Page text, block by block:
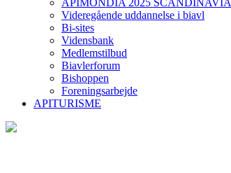
APIMONDIA 2025 SCANDINAVIA
Videregående uddannelse i biavl
Bi-sites
Vidensbank
Medlemstilbud
Biavlerforum
Bishoppen
Foreningsarbejde
APITURISME